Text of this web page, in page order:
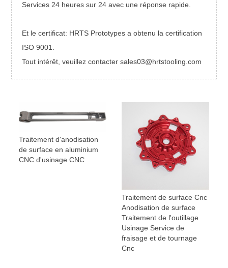
Services 24 heures sur 24 avec une réponse rapide.
Et le certificat: HRTS Prototypes a obtenu la certification
ISO 9001.
Tout intérêt, veuillez contacter sales03@hrtstooling.com
Traitement d'anodisation
de surface en aluminium
CNC d'usinage CNC
Traitement de surface Cnc
Anodisation de surface
Traitement de l'outillage
Usinage Service de
fraisage et de tournage
Cnc